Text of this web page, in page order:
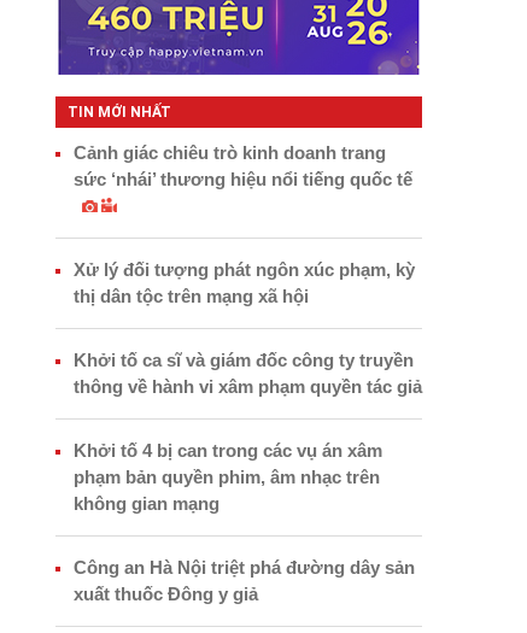
TIN MỚI NHẤT
Cảnh giác chiêu trò kinh doanh trang
sức ‘nhái’ thương hiệu nổi tiếng quốc tế
Xử lý đối tượng phát ngôn xúc phạm, kỳ
thị dân tộc trên mạng xã hội
Khởi tố ca sĩ và giám đốc công ty truyền
thông về hành vi xâm phạm quyền tác giả
Khởi tố 4 bị can trong các vụ án xâm
phạm bản quyền phim, âm nhạc trên
không gian mạng
Công an Hà Nội triệt phá đường dây sản
xuất thuốc Đông y giả